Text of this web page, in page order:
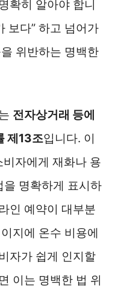
확히 알아야 합니
보다” 하고 넘어가
위반하는 명백한
전자상거래 등에
제13조입니다. 이
자에게 재화나 용
을 명확하게 표시하
인 예약이 대부분
지에 온수 비용에
자가 쉽게 인지할
이는 명백한 법 위